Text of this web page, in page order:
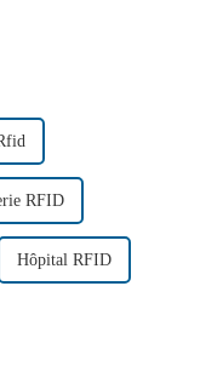
RFID
Hôpital RFID